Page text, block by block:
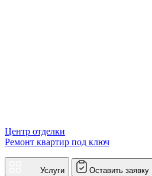
Центр отделки
Ремонт квартир под ключ
Услуги Оставить заявку